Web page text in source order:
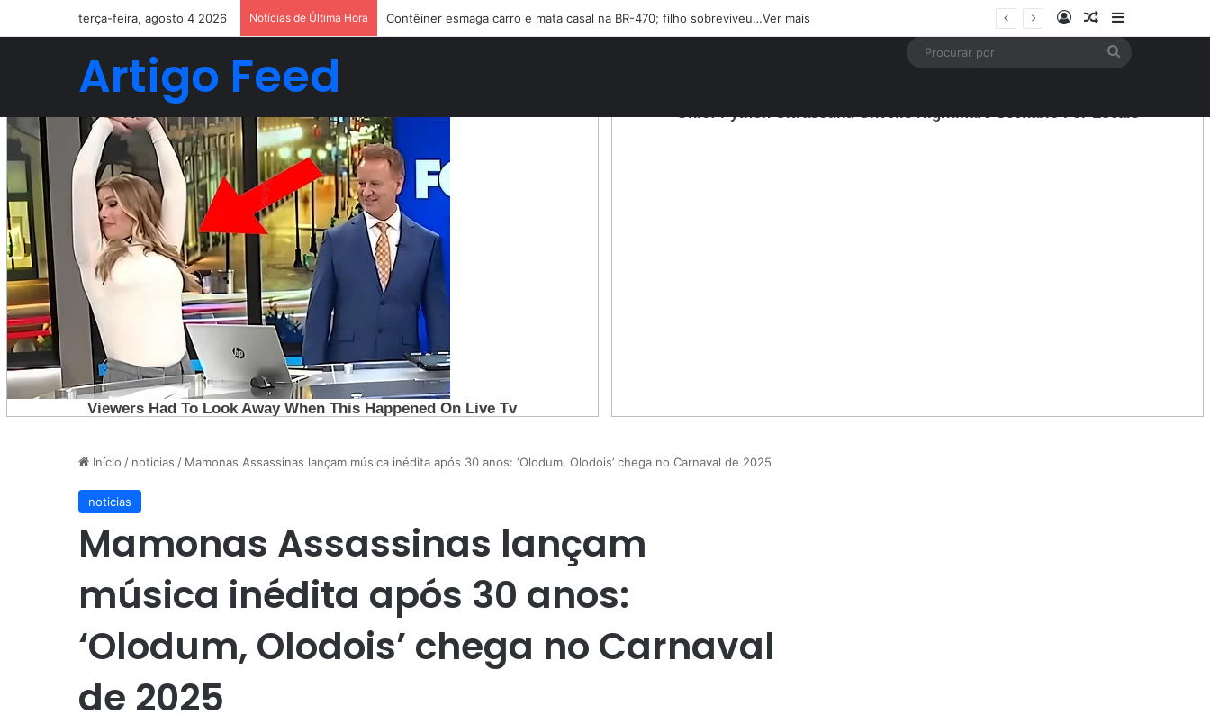
terça-feira, agosto 4 2026 Notícias de Última Hora Contêiner esmaga carro e mata casal na BR-470; filho sobreviveu…Ver mais EntrarArtigo aleatório
Barra Lateral
Artigo Feed
Início / noticias / Mamonas Assassinas lançam música inédita após 30 anos: ‘Olodum, Olodois’ chega no Carnaval de 2025
noticias
Mamonas Assassinas lançam
música inédita após 30 anos:
‘Olodum, Olodois’ chega no Carnaval
de 2025